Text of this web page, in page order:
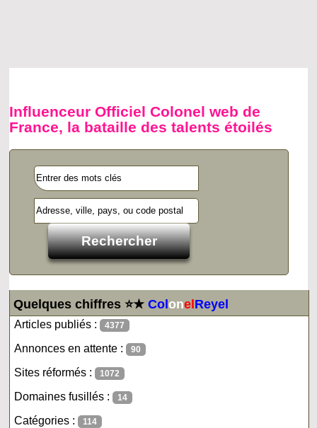
Influenceur Officiel Colonel web de
France, la bataille des talents étoilés
Quelques chiffres ⭐★ColonelReyel
Articles publiés : 4377
Annonces en attente : 90
Sites réformés : 1072
Domaines fusillés : 14
Catégories : 114